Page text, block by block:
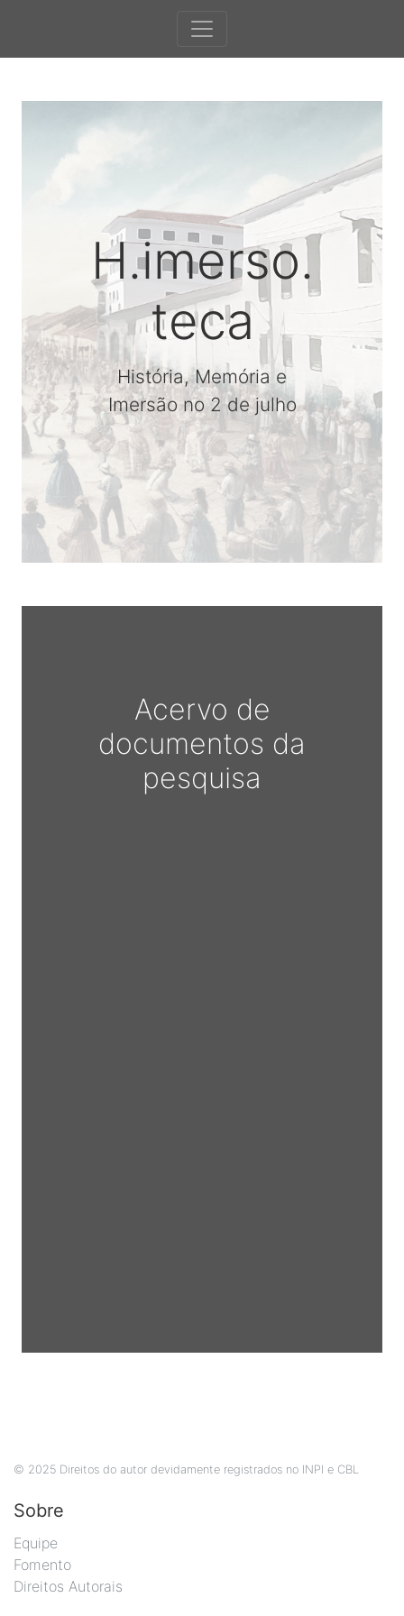
H.imerso.
teca
História, Memória e
Imersão no 2 de julho
Acervo de
documentos da
pesquisa
© 2025 Direitos do autor devidamente registrados no INPI e CBL
Sobre
Equipe
Fomento
Direitos Autorais